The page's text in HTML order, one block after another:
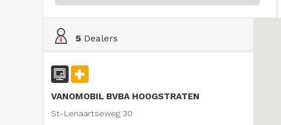
5 Dealers
VANOMOBIL BVBA HOOGSTRATEN
St-Lenaartseweg 30